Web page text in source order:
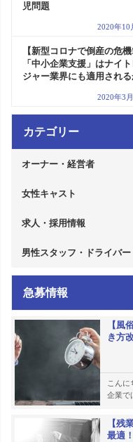
児問題
2020年10
【新型コロナで倒産の危機
「中小企業支援」はナイト
ジャー業界にも適用される
2020年3
カテゴリー
オーナー・経営者
女性キャスト
求人・採用情報
男性スタッフ・ドライバー
急募情報
【風
き方
こん
企業で
【残
最適